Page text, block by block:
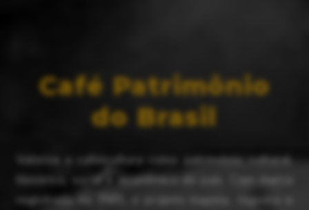
Café Patrimônio
do Brasil
Valoriza a cafeicultura como patrimônio cultural,
histórico, social e econômico do país. Com marca
registrada no INPI, o projeto mapeia, registra e